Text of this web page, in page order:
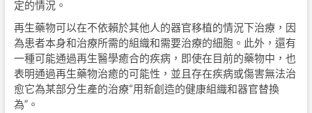
定的情況。
再生藥物可以在不依賴於其他人的器官移植的情況下治療，因
為患者本身和治療所需的組織和需要治療的細胞。此外，還有
一種可能通過再生醫學癒合的疾病，即使在目前的藥物中，也
表明通過再生藥物治癒的可能性，並且存在疾病或傷害無法治
愈它為某部分生產的治療“用新創造的健康組織和器官替換
為”。